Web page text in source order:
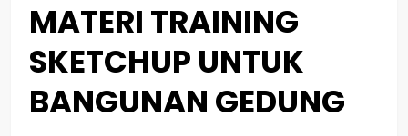
MATERI TRAINING
SKETCHUP UNTUK
BANGUNAN GEDUNG